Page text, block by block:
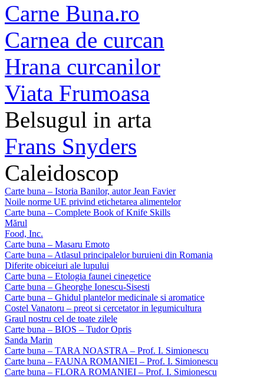
Carne Buna.ro
Carnea de curcan
Hrana curcanilor
Viata Frumoasa
Belsugul in arta
Frans Snyders
Caleidoscop
Carte buna – Istoria Banilor, autor Jean Favier
Noile norme UE privind etichetarea alimentelor
Carte buna – Complete Book of Knife Skills
Mărul
Food, Inc.
Carte buna – Masaru Emoto
Carte buna – Atlasul principalelor buruieni din Romania
Diferite obiceiuri ale lupului
Carte buna – Etologia faunei cinegetice
Carte buna – Gheorghe Ionescu-Sisesti
Carte buna – Ghidul plantelor medicinale si aromatice
Costel Vanatoru – preot si cercetator in legumicultura
Graul nostru cel de toate zilele
Carte buna – BIOS – Tudor Opris
Sanda Marin
Carte buna – TARA NOASTRA – Prof. I. Simionescu
Carte buna – FAUNA ROMANIEI – Prof. I. Simionescu
Carte buna – FLORA ROMANIEI – Prof. I. Simionescu